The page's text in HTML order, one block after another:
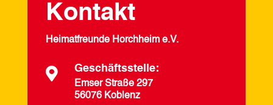
Kontakt
Heimatfreunde Horchheim e.V.
 Geschäftsstelle:
Emser Straße 297
56076 Koblenz